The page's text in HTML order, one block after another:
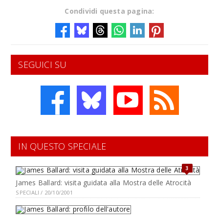
Condividi questa pagina:
SEGUICI SU
IN QUESTO SPECIALE
3
James Ballard: visita guidata alla Mostra delle Atrocità
SPECIALI / 20/10/2001